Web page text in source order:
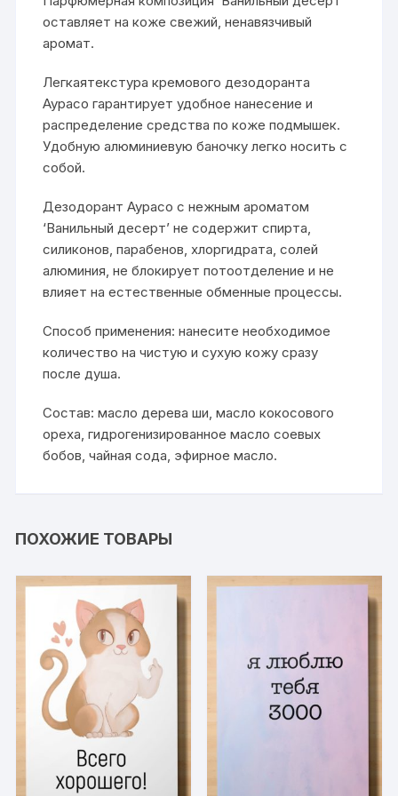
оставляет на коже свежий, ненавязчивый
аромат.
Легкаятекстура кремового дезодоранта
Аурасо гарантирует удобное нанесение и
распределение средства по коже подмышек.
Удобную алюминиевую баночку легко носить с
собой.
Дезодорант Аурасо с нежным ароматом
‘Ванильный десерт’ не содержит спирта,
силиконов, парабенов, хлоргидрата, солей
алюминия, не блокирует потоотделение и не
влияет на естественные обменные процессы.
Способ применения: нанесите необходимое
количество на чистую и сухую кожу сразу
после душа.
Состав: масло дерева ши, масло кокосового
ореха, гидрогенизированное масло соевых
бобов, чайная сода, эфирное масло.
ПОХОЖИЕ ТОВАРЫ